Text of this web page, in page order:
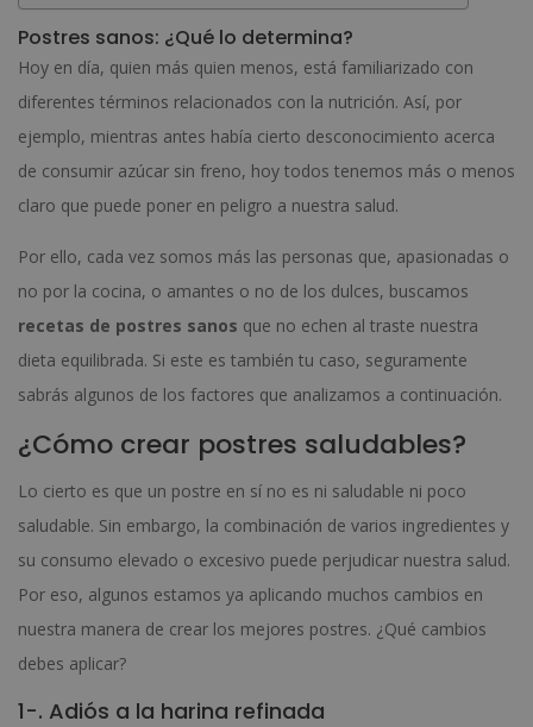
Postres sanos: ¿Qué lo determina?
Hoy en día, quien más quien menos, está familiarizado con
diferentes términos relacionados con la nutrición. Así, por
ejemplo, mientras antes había cierto desconocimiento acerca
de consumir azúcar sin freno, hoy todos tenemos más o menos
claro que puede poner en peligro a nuestra salud.
Por ello, cada vez somos más las personas que, apasionadas o
no por la cocina, o amantes o no de los dulces, buscamos
recetas de postres sanos que no echen al traste nuestra
dieta equilibrada. Si este es también tu caso, seguramente
sabrás algunos de los factores que analizamos a continuación.
¿Cómo crear postres saludables?
Lo cierto es que un postre en sí no es ni saludable ni poco
saludable. Sin embargo, la combinación de varios ingredientes y
su consumo elevado o excesivo puede perjudicar nuestra salud.
Por eso, algunos estamos ya aplicando muchos cambios en
nuestra manera de crear los mejores postres. ¿Qué cambios
debes aplicar?
1-. Adiós a la harina refinada